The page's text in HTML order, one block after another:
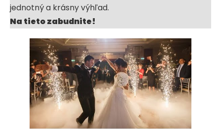
jednotný a krásny výhľad.
Na tieto zabudnite!